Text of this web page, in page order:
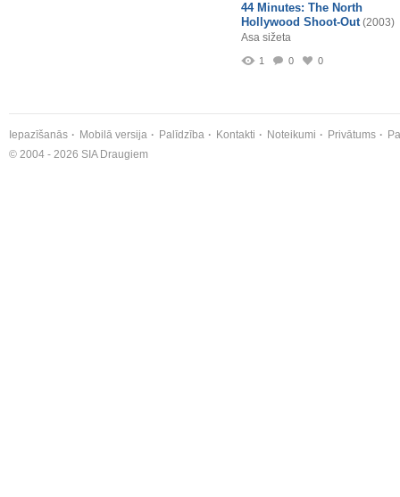
44 Minutes: The North
Hollywood Shoot-Out (2003)
Asa sižeta
1 0 0
Iepazīšanās Mobilā versija Palīdzība Kontakti Noteikumi Privātums
© 2004 - 2026 SIA Draugiem